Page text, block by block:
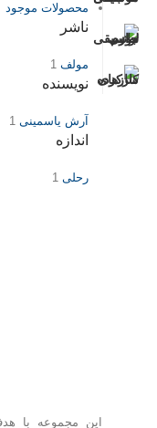
محصولات موجود
ناشر
مولف 1
نویسنده
آرش یاسمینی 1
اندازه
رحلی 1
این مجموعه با